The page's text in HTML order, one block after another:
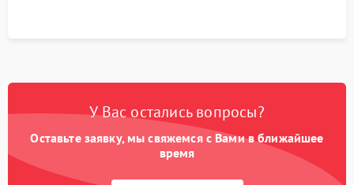
У Вас остались вопросы?
Оставьте заявку, мы свяжемся с Вами в ближайшее
время